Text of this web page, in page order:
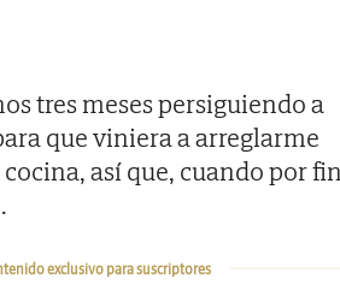
tres meses persiguiendo a
que viniera a arreglarme
así que, cuando por
exclusivo para suscriptores